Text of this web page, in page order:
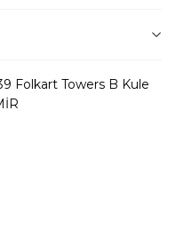
Folkart Towers B Kule